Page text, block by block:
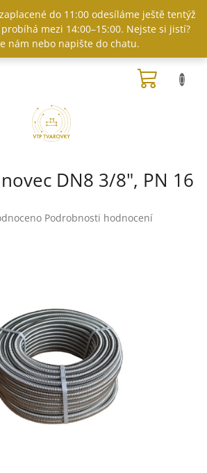
do 11:00 odesíláme ještě tentýž
mezi 14:00–15:00. Nejste si jistí?
nám nebo napište do chatu.
DN8 3/8", PN 16
Podrobnosti hodnocení